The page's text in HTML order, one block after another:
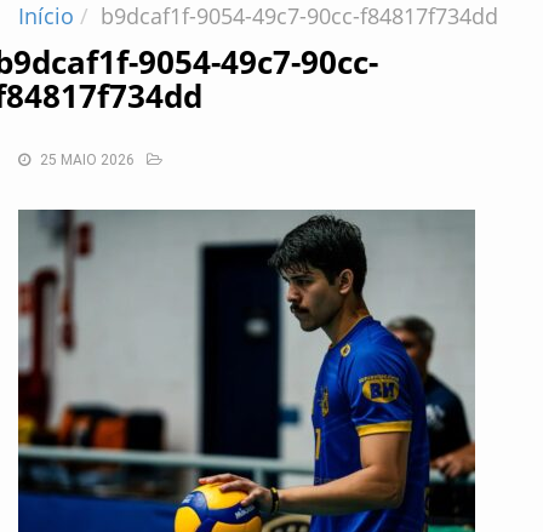
Início b9dcaf1f-9054-49c7-90cc-f84817f734dd
9054-49c7-90cc-
25 MAIO 2026